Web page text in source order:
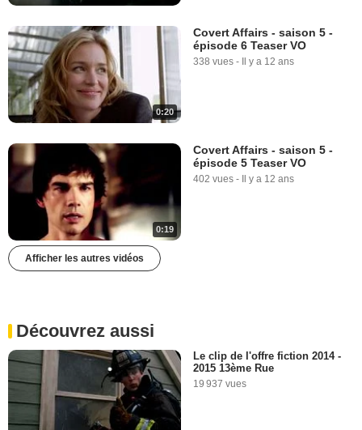
0:20
Covert Affairs - saison 5 -
épisode 6 Teaser VO
338 vues - Il y a 12 ans
0:19
Covert Affairs - saison 5 -
épisode 5 Teaser VO
402 vues - Il y a 12 ans
Afficher les autres vidéos
Découvrez aussi
Le clip de l'offre fiction 2014 -
2015 13ème Rue
19 937 vues